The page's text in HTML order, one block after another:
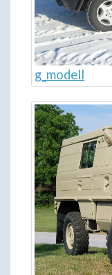
g_modell